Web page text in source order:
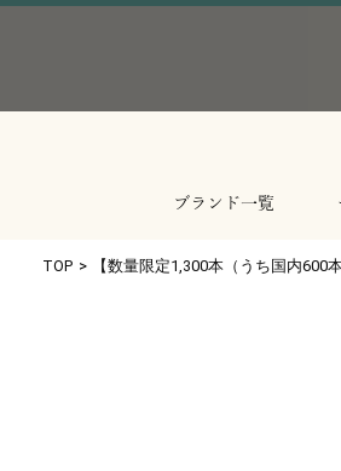
ブランド一覧
CASIO カシオ
CITIZEN シチズン
SEIKO セイコー
Grand Seiko グラン
TISSOT ティソ
HAMILTON ハミルト
LONGINES ロンジン
Sinn ジン
Bell&Ross ベル&ロス
TOP > 【数量限定1,300本（うち国内